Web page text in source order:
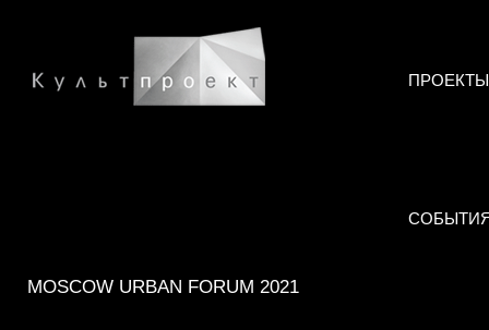
ПРОЕКТЫ
MOSCOW URBAN FORUM 2021